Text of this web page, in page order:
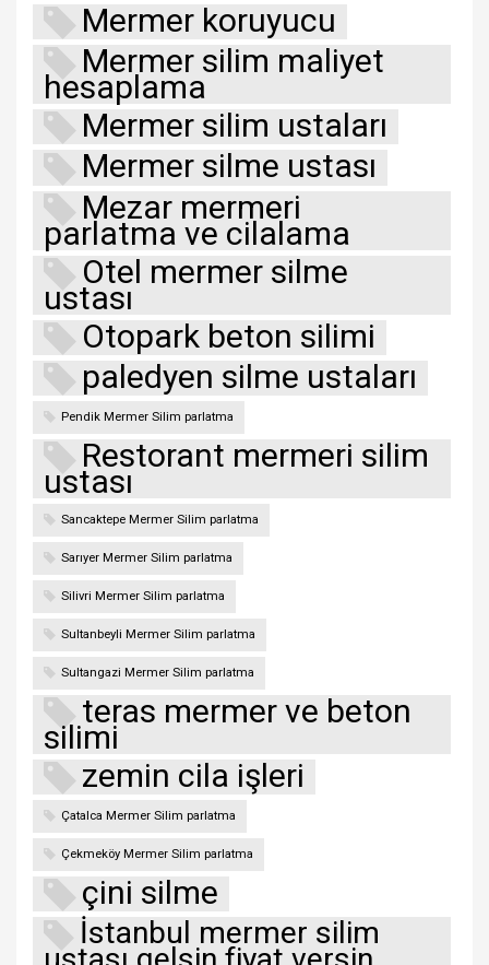
Mermer koruyucu
Mermer silim maliyet
hesaplama
Mermer silim ustaları
Mermer silme ustası
Mezar mermeri
parlatma ve cilalama
Otel mermer silme
ustası
Otopark beton silimi
paledyen silme ustaları
Pendik Mermer Silim parlatma
Restorant mermeri silim
ustası
Sancaktepe Mermer Silim parlatma
Sarıyer Mermer Silim parlatma
Silivri Mermer Silim parlatma
Sultanbeyli Mermer Silim parlatma
Sultangazi Mermer Silim parlatma
teras mermer ve beton
silimi
zemin cila işleri
Çatalca Mermer Silim parlatma
Çekmeköy Mermer Silim parlatma
çini silme
İstanbul mermer silim